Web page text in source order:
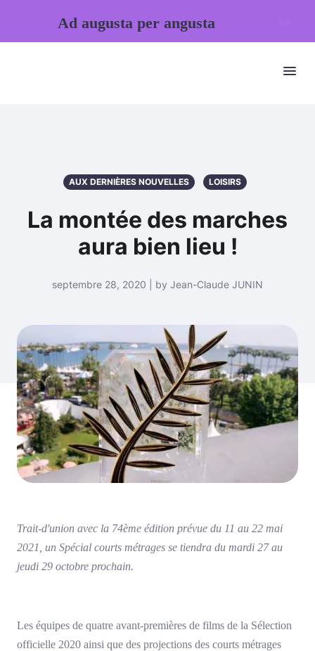
AUX DERNIÈRES NOUVELLES LOISIRS
La montée des marches
aura bien lieu !
septembre 28, 2020 | by Jean-Claude JUNIN
Trait-d'union avec la 74ème édition prévue du 11 au 22 mai
2021, un Spécial courts métrages se tiendra du mardi 27 au
jeudi 29 octobre prochain.
Les équipes de quatre avant-premières de films de la Sélection
officielle 2020 ainsi que des projections des courts métrages
Ad augusta per angusta